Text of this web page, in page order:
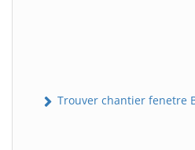
Trouver chantier fenetre